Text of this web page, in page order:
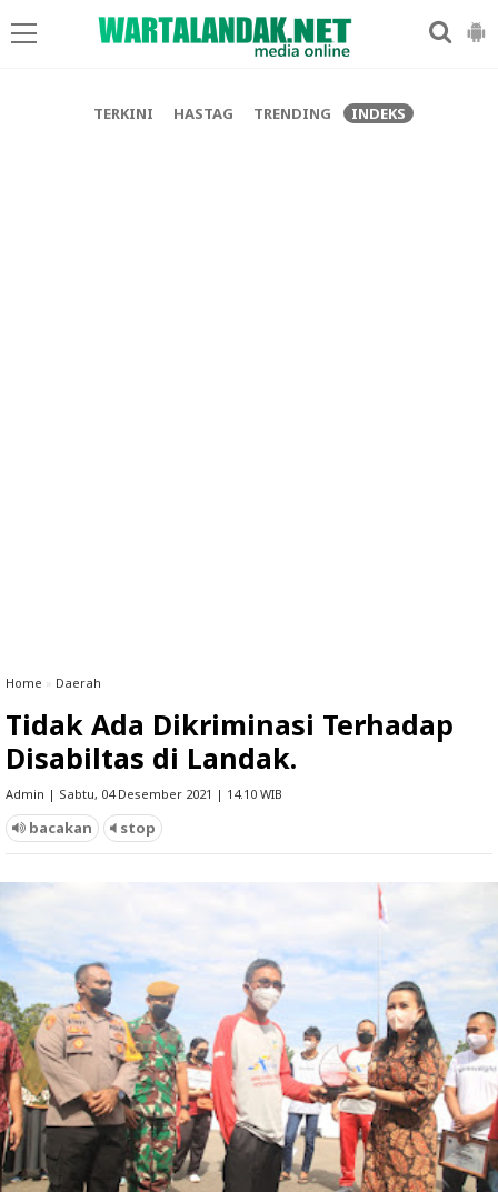
TERKINI HASTAG TRENDING INDEKS
Home » Daerah
Tidak Ada Dikriminasi Terhadap
Disabiltas di Landak.
Admin | Sabtu, 04 Desember 2021 | 14.10 WIB
bacakan stop